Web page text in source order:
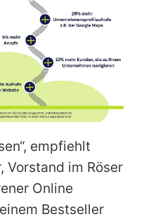
empfiehlt
Vorstand im Röser
Online
Bestseller